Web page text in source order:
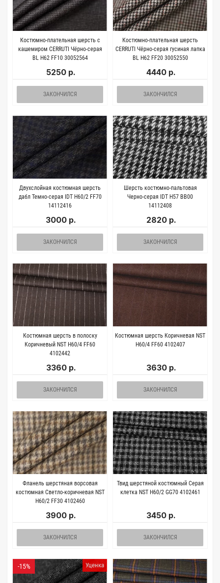
Костюмно-плательная шерсть с
кашемиром CERRUTI Чёрно-серая
BL H62 FF10 30052564
5250 р.
ЗАКОНЧИЛСЯ
Костюмно-плательная шерсть
CERRUTI Чёрно-серая гусиная лапка
BL H62 FF20 30052550
4440 р.
ЗАКОНЧИЛСЯ
Двухслойная костюмная шерсть
дабл Темно-серая IDT H60/2 FF70
14112416
3000 р.
ЗАКОНЧИЛСЯ
Шерсть костюмно-пальтовая
Черно-серая IDT H57 BB00
14112408
2820 р.
ЗАКОНЧИЛСЯ
Костюмная шерсть в полоску
Коричневый NST H60/4 FF60
4102442
3360 р.
ЗАКОНЧИЛСЯ
Костюмная шерсть Коричневая NST
H60/4 FF60 4102407
3630 р.
ЗАКОНЧИЛСЯ
Фланель шерстяная ворсовая
костюмная Светло-коричневая NST
H60/2 FF30 4102460
3900 р.
ЗАКОНЧИЛСЯ
Твид шерстяной костюмный Серая
клетка NST H60/2 GG70 4102461
3450 р.
ЗАКОНЧИЛСЯ
Уценка
-15%